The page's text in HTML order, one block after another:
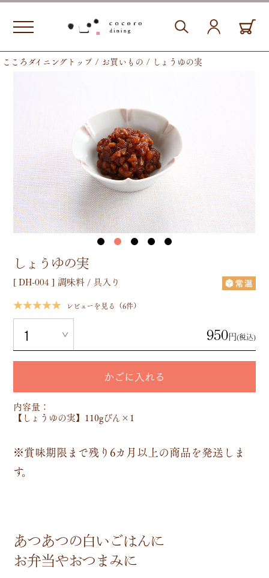
こころダイニングトップ お買いもの しょうゆの実
しょうゆの実
[ DH-004] 調味料 / 具入り
★★★★★ レビューを見る（6件）
950円(税込)
かごに入れる
内容量：
【しょうゆの実】110gびん×1
※賞味期限まで残り6カ月以上の商品を発送しま
す。
あつあつの白いごはんに
お弁当やおつまみに